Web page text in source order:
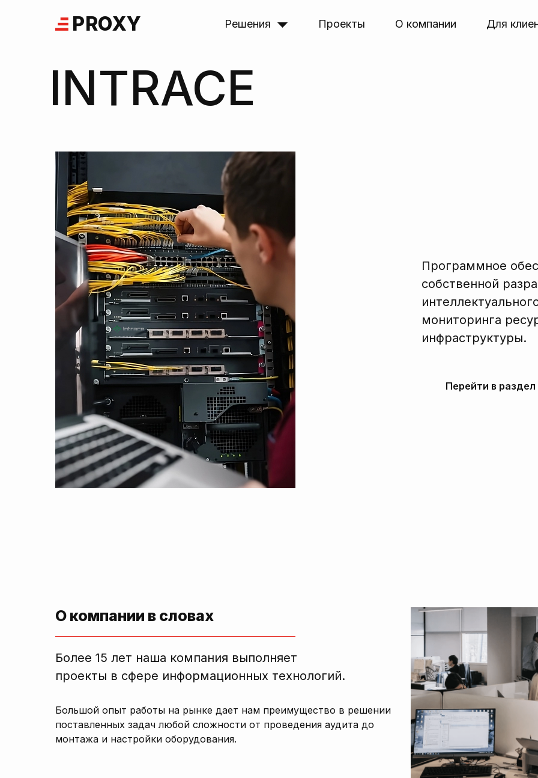
PROXY Решения Проекты О компании Для
INTRACE
Программное
собственной
мониторинга
инфраструктуры.
Перейти в раздел
О компании в словах
Более 15 лет наша компания выполняет
проекты в сфере информационных технологий.
Большой опыт работы на рынке дает нам преимущество в решении
поставленных задач любой сложности от проведения аудита до
монтажа и настройки оборудования.